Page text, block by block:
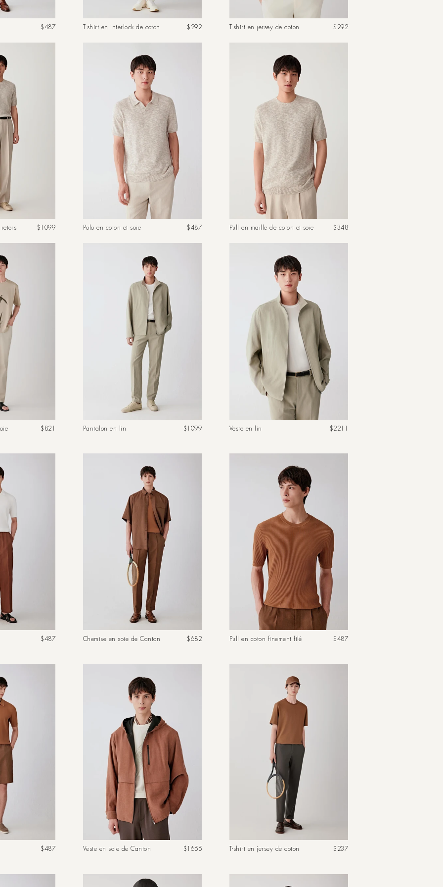
Prix
$487 T-shirt en interlock de coton
Prix
$292 T-shirt en jersey de coton
Prix
$292
Prix
$1099 Polo en coton et soie
Prix
$487 Pull en maille de coton et soie
Prix
$348
Prix
$821 Pantalon en lin
Prix
$1099 Veste en lin
Prix
$2211
Prix
$487
Chemise en soie de Canton
Prix
$682 Pull en coton finement filé
Prix
$487
Prix
$487
Veste en soie de Canton
Prix
$1655 T-shirt en jersey de coton
Prix
$237